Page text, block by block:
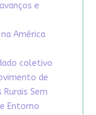
e
América
coletivo
de
Sem
Entorno